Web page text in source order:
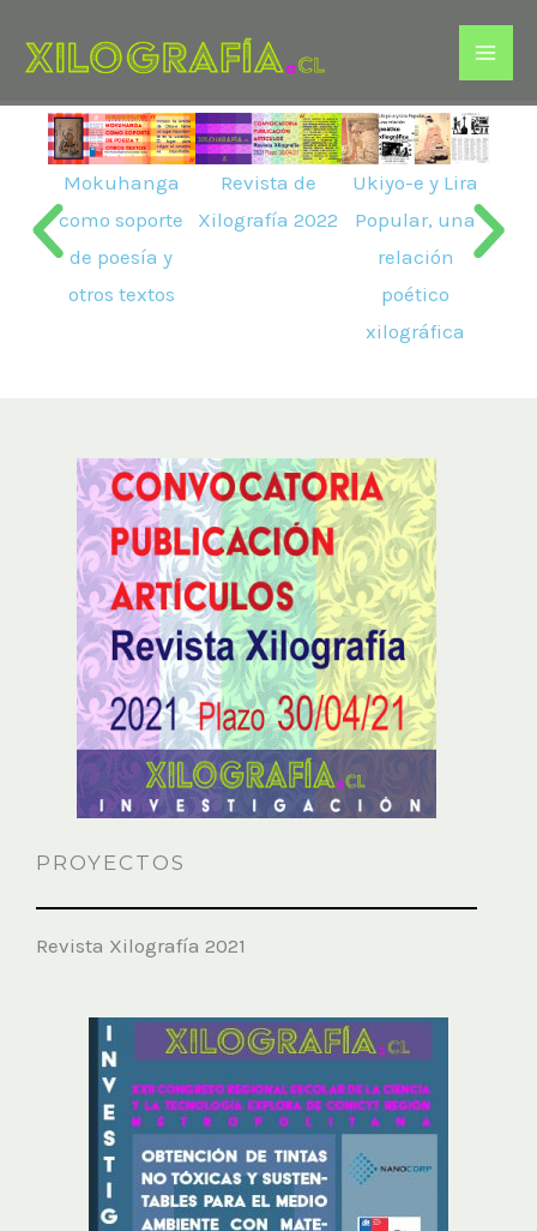
Mokuhanga
como soporte
de poesía y
otros textos
Revista de
Xilografía 2022
Ukiyo-e y Lira
Popular, una
relación
poético
xilográfica
PROYECTOS
Revista Xilografía 2021